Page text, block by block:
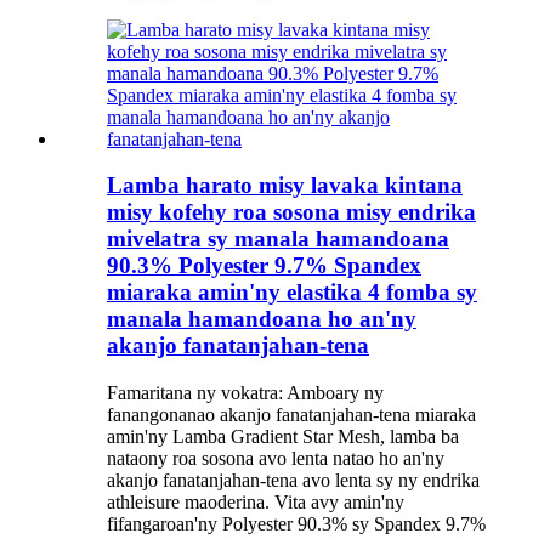
Lamba harato misy lavaka kintana
misy kofehy roa sosona misy endrika
mivelatra sy manala hamandoana
90.3% Polyester 9.7% Spandex
miaraka amin'ny elastika 4 fomba sy
manala hamandoana ho an'ny
akanjo fanatanjahan-tena
Famaritana ny vokatra: Amboary ny
fanangonanao akanjo fanatanjahan-tena miaraka
amin'ny Lamba Gradient Star Mesh, lamba ba
nataony roa sosona avo lenta natao ho an'ny
akanjo fanatanjahan-tena avo lenta sy ny endrika
athleisure maoderina. Vita avy amin'ny
fifangaroan'ny Polyester 90.3% sy Spandex 9.7%